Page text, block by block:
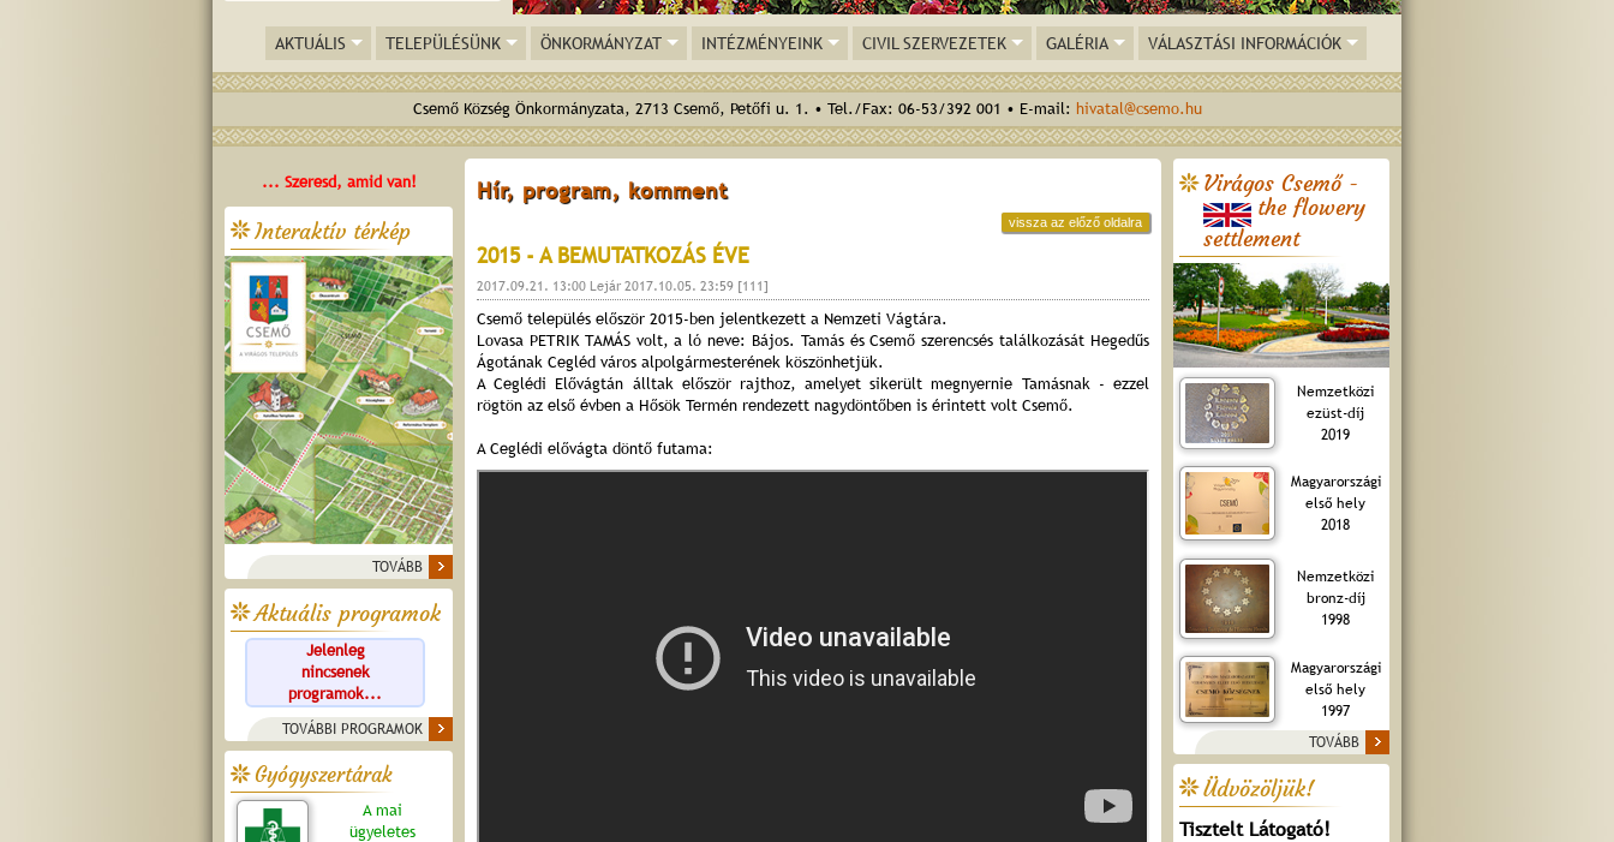
AKTUÁLIS TELEPÜLÉSÜNK ÖNKORMÁNYZAT INTÉZMÉNYEINK CIVIL SZERVEZETEK GALÉRIA VÁLASZTÁSI INFORMÁCIÓK
Csemő Község Önkormányzata, 2713 Csemő, Petőfi u. 1. • Tel./Fax: 06-53/392 001 • E-mail: hivatal@csemo.hu
... Szeresd, amid van!
Interaktív térkép
TOVÁBB
Aktuális programok
Jelenleg
nincsenek
programok...
TOVÁBBI PROGRAMOK
Gyógyszertárak
A mai
ügyeletes
Hír, program, komment
vissza az előző oldalra
2015 - A BEMUTATKOZÁS ÉVE
2017.09.21. 13:00 Lejár 2017.10.05. 23:59 [111]
Csemő település először 2015-ben jelentkezett a Nemzeti Vágtára.
Lovasa PETRIK TAMÁS volt, a ló neve: Bájos. Tamás és Csemő szerencsés találkozását Hegedűs
Ágotának Cegléd város alpolgármesterének köszönhetjük.
A Ceglédi Elővágtán álltak először rajthoz, amelyet sikerült megnyernie Tamásnak - ezzel
rögtön az első évben a Hősök Termén rendezett nagydöntőben is érintett volt Csemő.
A Ceglédi elővágta döntő futama:
Virágos Csemő -
the flowery
settlement
Nemzetközi
ezüst-díj
2019
Magyarországi
első hely
2018
Nemzetközi
bronz-díj
1998
Magyarországi
első hely
1997
TOVÁBB
Üdvözöljük!
Tisztelt Látogató!